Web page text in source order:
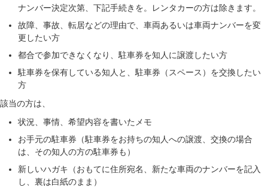
ナンバー決定次第、下記手続きを。レンタカーの方は除きます。
故障、事故、転居などの理由で、車両あるいは車両ナンバーを変
更したい方
都合で参加できなくなり、駐車券を知人に譲渡したい方
駐車券を保有している知人と、駐車券（スペース）を交換したい
方
該当の方は、
状況、事情、希望内容を書いたメモ
お手元の駐車券（駐車券をお持ちの知人への譲渡、交換の場合
は、その知人の方の駐車券も）
新しいハガキ（おもてに住所宛名、新たな車両のナンバーを記入
し、裏は白紙のまま）